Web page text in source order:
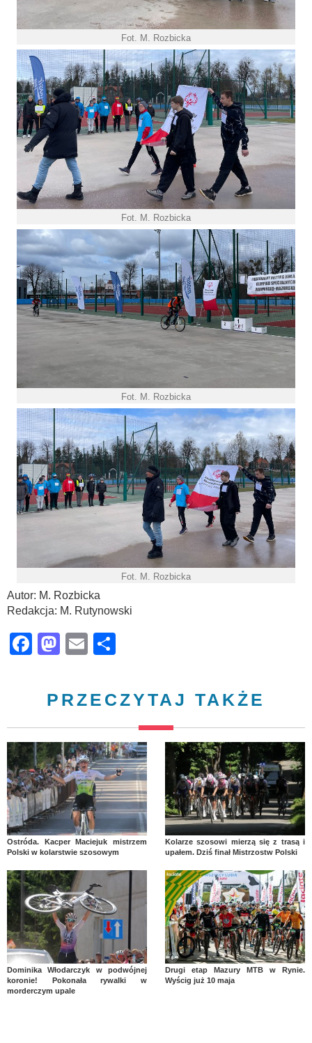
Fot. M. Rozbicka
Fot. M. Rozbicka
Fot. M. Rozbicka
Fot. M. Rozbicka
Autor: M. Rozbicka
Redakcja: M. Rutynowski
Facebook
Mastodon
Email
PRZECZYTAJ TAKŻE
Ostróda. Kacper Maciejuk mistrzem
Polski w kolarstwie szosowym
Kolarze szosowi mierzą się z trasą i
upałem. Dziś finał Mistrzostw Polski
Dominika Włodarczyk w podwójnej
koronie! Pokonała rywalki w
morderczym upale
Drugi etap Mazury MTB w Rynie.
Wyścig już 10 maja